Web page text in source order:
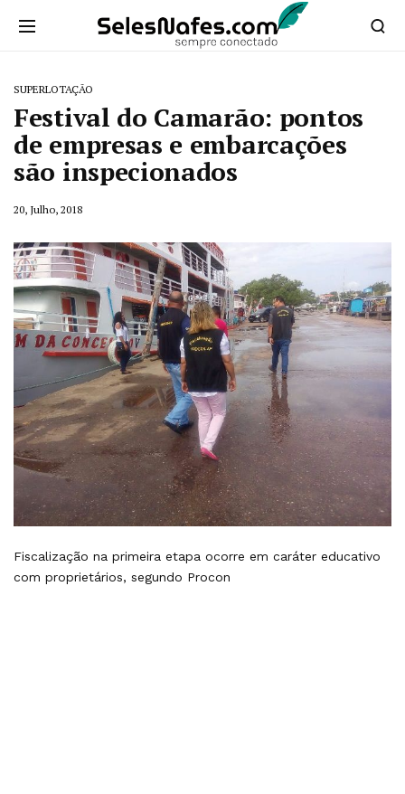
SUPERLOTAÇÃO
Festival do Camarão: pontos
de empresas e embarcações
são inspecionados
20, Julho, 2018
Fiscalização na primeira etapa ocorre em caráter educativo
com proprietários, segundo Procon